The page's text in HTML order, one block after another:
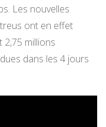
Les nouvelles
ont en effet
2,75 millions
dans les 4 jours